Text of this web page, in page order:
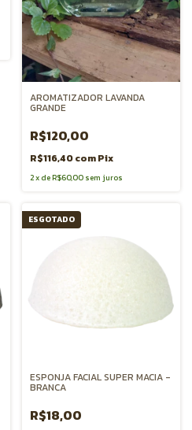
AROMATIZADOR LAVANDA
GRANDE
R$120,00
R$116,40comPix
2xdeR$60,00 sem juros
ESGOTADO
ESPONJA FACIAL SUPER MACIA -
BRANCA
R$18,00